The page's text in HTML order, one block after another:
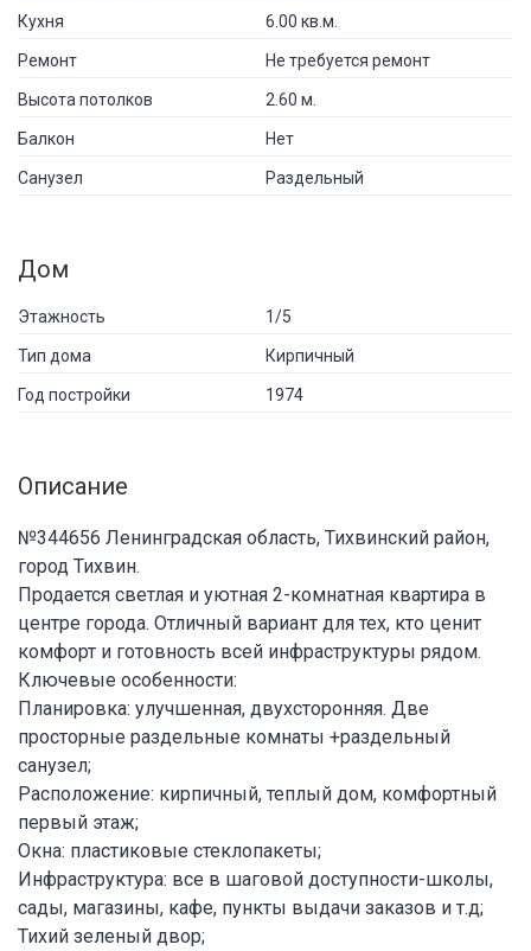
Кухня 6.00 кв.м.
Ремонт Не требуется ремонт
Высота потолков 2.60 м.
Балкон Нет
Санузел Раздельный
Дом
Этажность 1/5
Тип дома Кирпичный
Год постройки 1974
Описание
№344656 Ленинградская область, Тихвинский район,
город Тихвин.
Продается светлая и уютная 2-комнатная квартира в
центре города. Отличный вариант для тех, кто ценит
комфорт и готовность всей инфраструктуры рядом.
Ключевые особенности:
Планировка: улучшенная, двухсторонняя. Две
просторные раздельные комнаты +раздельный
санузел;
Расположение: кирпичный, теплый дом, комфортный
первый этаж;
Окна: пластиковые стеклопакеты;
Инфраструктура: все в шаговой доступности-школы,
сады, магазины, кафе, пункты выдачи заказов и т.д;
Тихий зеленый двор;